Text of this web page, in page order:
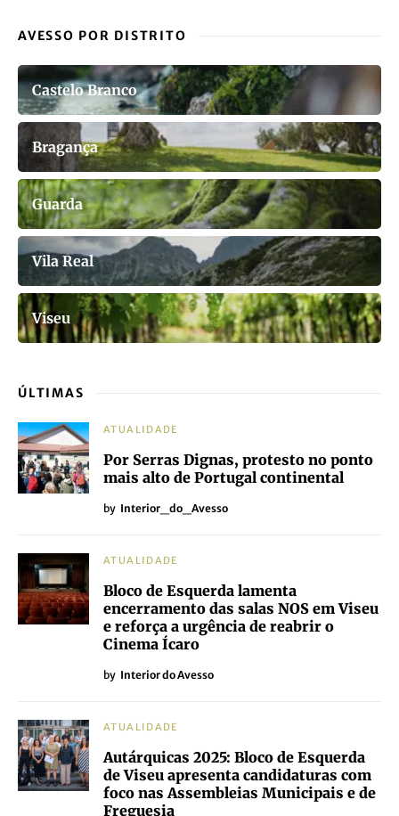
AVESSO POR DISTRITO
Castelo Branco
Bragança
Guarda
Vila Real
Viseu
ÚLTIMAS
ATUALIDADE
Por Serras Dignas, protesto no ponto
mais alto de Portugal continental
by Interior_do_Avesso
ATUALIDADE
Bloco de Esquerda lamenta
encerramento das salas NOS em Viseu
e reforça a urgência de reabrir o
Cinema Ícaro
by Interior do Avesso
ATUALIDADE
Autárquicas 2025: Bloco de Esquerda
de Viseu apresenta candidaturas com
foco nas Assembleias Municipais e de
Freguesia